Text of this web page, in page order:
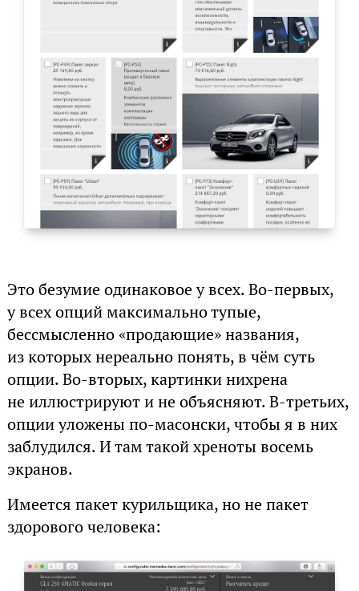
Это безумие одинаковое у всех. Во-первых,
у всех опций максимально тупые,
бессмысленно «продающие» названия,
из которых нереально понять, в чём суть
опции. Во-вторых, картинки нихрена
не иллюстрируют и не объясняют. В-третьих,
опции уложены по-масонски, чтобы я в них
заблудился. И там такой хреноты восемь
экранов.
Имеется пакет курильщика, но не пакет
здорового человека: